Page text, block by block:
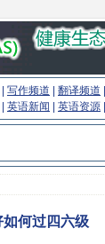
写作频道 翻译频道
英语新闻 英语资源
何过四六级